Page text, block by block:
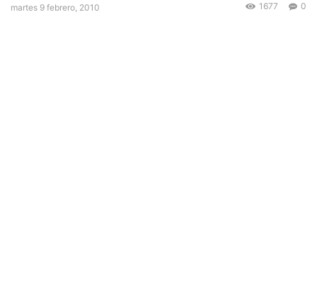
martes 9 febrero, 2010 0
1677